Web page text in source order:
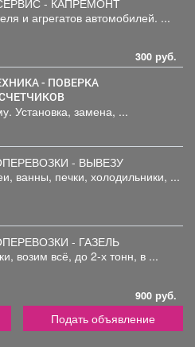
- КАПРЕМОНТ
и агрегатов автомобилей. ...
300 руб.
Установка, замена, ...
- ВЫВЕЗУ
ванны, печки, холодильники, ...
- ГАЗЕЛЬ
возим всё, до 2-х тонн, в ...
900 руб.
Подать объявление